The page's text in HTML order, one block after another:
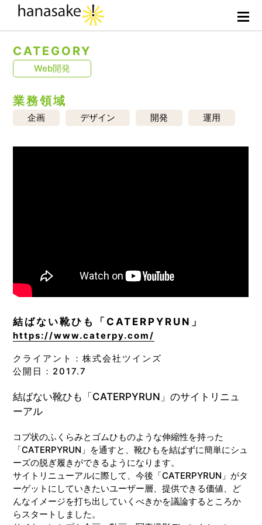
CATEGORY
Web開発
業務領域
企画 デザイン 開発 運用
結ばない靴ひも「CATERPYRUN」
https://www.caterpy.com/
クライアント：株式会社ツインズ
公開日：2017.7
結ばない靴ひも「CATERPYRUN」のサイトリニュ
ーアル
コブ状のふくらみとゴムひものような伸縮性を持った
「CATERPYRUN」を通すと、靴ひもを結ばずに簡単にシュ
ーズの脱ぎ履きができるようになります。
サイトリニューアルに際して、今後「CATERPYRUN」がタ
ーゲットにしていきたいユーザー層、提供できる価値、ど
んなイメージを打ち出していくべきかを議論するところか
らスタートしました。